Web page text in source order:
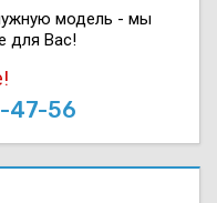
модель - мы
для Вас!
47-56